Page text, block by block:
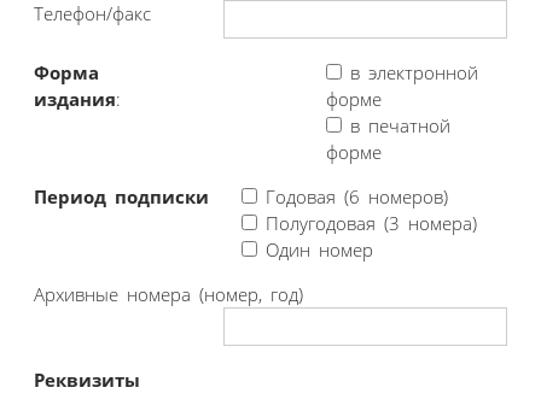
Телефон/факс
Форма
издания:
в электронной
форме
в печатной
форме
Период подписки
Годовая (6 номеров)
Полугодовая (3 номера)
Один номер
Архивные номера (номер, год)
Реквизиты